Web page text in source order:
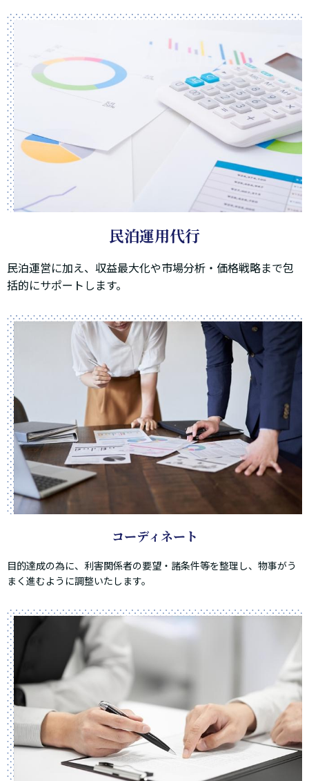
民泊運用代行
民泊運営に加え、収益最大化や市場分析・価格戦略まで包
括的にサポートします。
コーディネート
目的達成の為に、利害関係者の要望・諸条件等を整理し、物事がう
まく進むように調整いたします。